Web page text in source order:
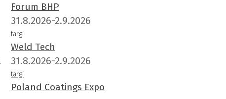
Forum BHP
31.8.2026-2.9.2026
targi
Weld Tech
31.8.2026-2.9.2026
targi
Poland Coatings Expo